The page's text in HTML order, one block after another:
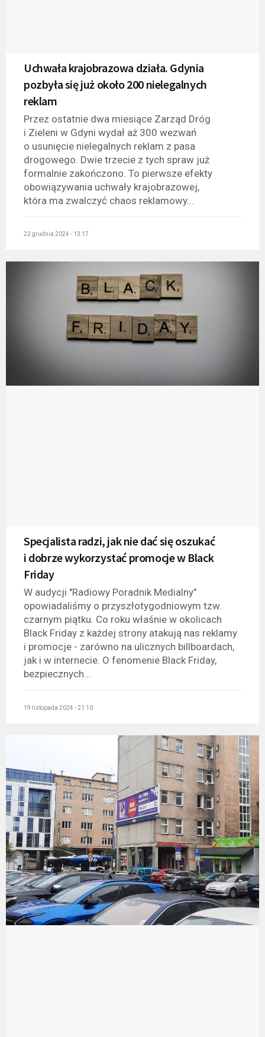
Uchwała krajobrazowa działa. Gdynia
pozbyła się już około 200 nielegalnych
reklam
Przez ostatnie dwa miesiące Zarząd Dróg
i Zieleni w Gdyni wydał aż 300 wezwań
o usunięcie nielegalnych reklam z pasa
drogowego. Dwie trzecie z tych spraw już
formalnie zakończono. To pierwsze efekty
obowiązywania uchwały krajobrazowej,
która ma zwalczyć chaos reklamowy...
22 grudnia 2024 - 13:17
Specjalista radzi, jak nie dać się oszukać
i dobrze wykorzystać promocje w Black
Friday
W audycji "Radiowy Poradnik Medialny"
opowiadaliśmy o przyszłotygodniowym tzw.
czarnym piątku. Co roku właśnie w okolicach
Black Friday z każdej strony atakują nas reklamy
i promocje - zarówno na ulicznych billboardach,
jak i w internecie. O fenomenie Black Friday,
bezpiecznych...
19 listopada 2024 - 21:10